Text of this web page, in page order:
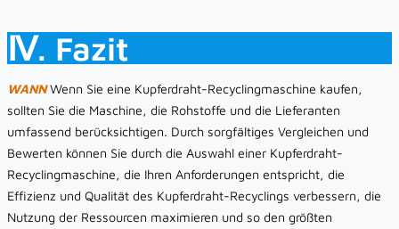
Ⅳ. Fazit
WANNWenn Sie eine Kupferdraht-Recyclingmaschine kaufen,
sollten Sie die Maschine, die Rohstoffe und die Lieferanten
umfassend berücksichtigen. Durch sorgfältiges Vergleichen und
Bewerten können Sie durch die Auswahl einer Kupferdraht-
Recyclingmaschine, die Ihren Anforderungen entspricht, die
Effizienz und Qualität des Kupferdraht-Recyclings verbessern, die
Nutzung der Ressourcen maximieren und so den größten